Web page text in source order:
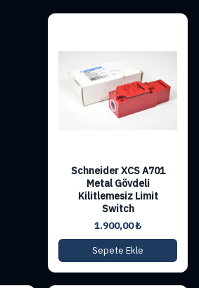
Schneider XCS A701
Metal Gövdeli
Kilitlemesiz Limit
Switch
1.900,00₺
Sepete Ekle